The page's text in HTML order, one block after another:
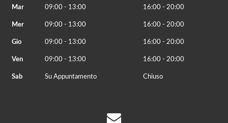
Mar 09:00 - 13:00 16:00 - 20:00
Mer 09:00 - 13:00 16:00 - 20:00
Gio 09:00 - 13:00 16:00 - 20:00
Ven 09:00 - 13:00 16:00 - 20:00
Sab Su Appuntamento Chiuso